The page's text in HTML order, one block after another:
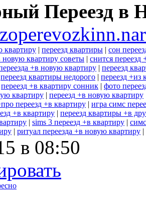
Переезд в
квартиру | переезд квартиры | сон
новую квартиру советы | снится переезд
+в новую квартиру | переезд
переезд квартиры недорого | переезд +из
переезд +в квартиру сонник | фото
квартиру | переезд +в новую квартиру
переезд +в квартиру | игра симс
+в квартиру | переезд квартиры +в
| sims 3 переезд +в квартиру |
| ритуал переезда +в новую квартиру |
в 08:50